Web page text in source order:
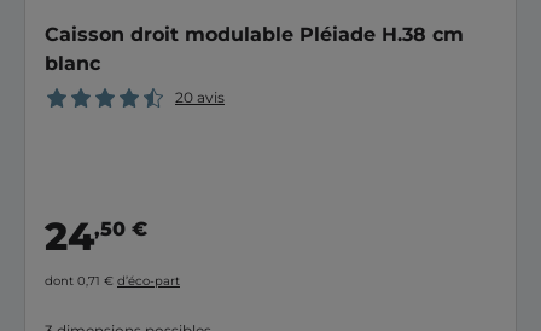
Caisson droit modulable Pléiade H.38 cm
blanc
20 avis
24,50 €
dont 0,71 € d’éco-part